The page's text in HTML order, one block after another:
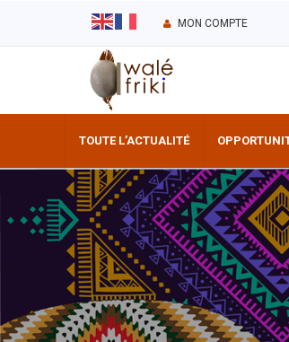
MON COMPTE
TOUTE L’ACTUALITÉ